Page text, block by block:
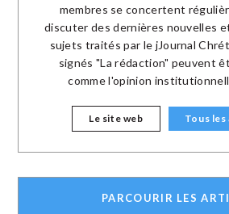
membres se concertent
discuter des dernières nouvelles
sujets traités par le jJournal
signés "La rédaction" peuvent
comme l'opinion
Le site web Tous
PARCOURIR LES